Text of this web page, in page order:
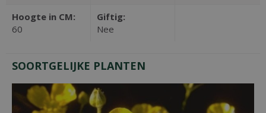
Hoogte in CM:
60
Giftig:
Nee
SOORTGELIJKE PLANTEN